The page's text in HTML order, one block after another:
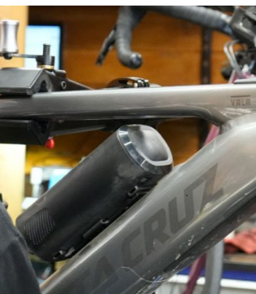
.
e-road,
les
→
Découvrez des paysages uniques
avec des guides spécialisés.
Excursions E-bike →